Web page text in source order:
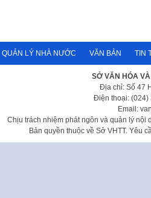
QUẢN LÝ NHÀ NƯỚC VĂN BẢN TIN
SỞ VĂN HÓA
Địa chỉ: Số 47
Điện thoại: (024)
Email:
Chịu trách nhiệm phát ngôn và quản lý nội
Bản quyền thuộc về Sở VHTT. Yêu